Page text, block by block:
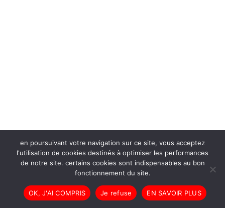
en poursuivant votre navigation sur ce site, vous acceptez
l'utilisation de cookies destinés à optimiser les performances
de notre site. certains cookies sont indispensables au bon
fonctionnement du site.
OK, J'AI COMPRIS Je refuse EN SAVOIR PLUS